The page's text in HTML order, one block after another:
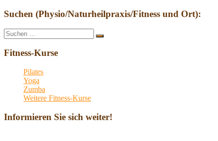
Suchen (Physio/Naturheilpraxis/Fitness und Ort):
Suche
nach:
Suchen
Fitness-Kurse
Pilates
Yoga
Zumba
Weitere Fitness-Kurse
Informieren Sie sich weiter!